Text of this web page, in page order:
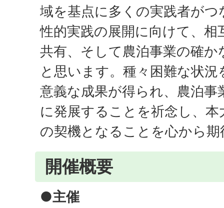
域を基点に多くの実践者が
性的実践の展開に向けて、相
共有、そして農泊事業の確
と思います。種々困難な状
意義な成果が得られ、農泊事
に発展することを祈念し、
の契機となることを心から
開催概要
●主催